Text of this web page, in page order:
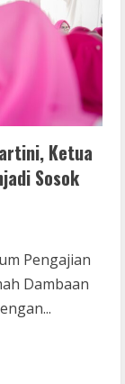
Ketua
Sosok
Pengajian
Dambaan